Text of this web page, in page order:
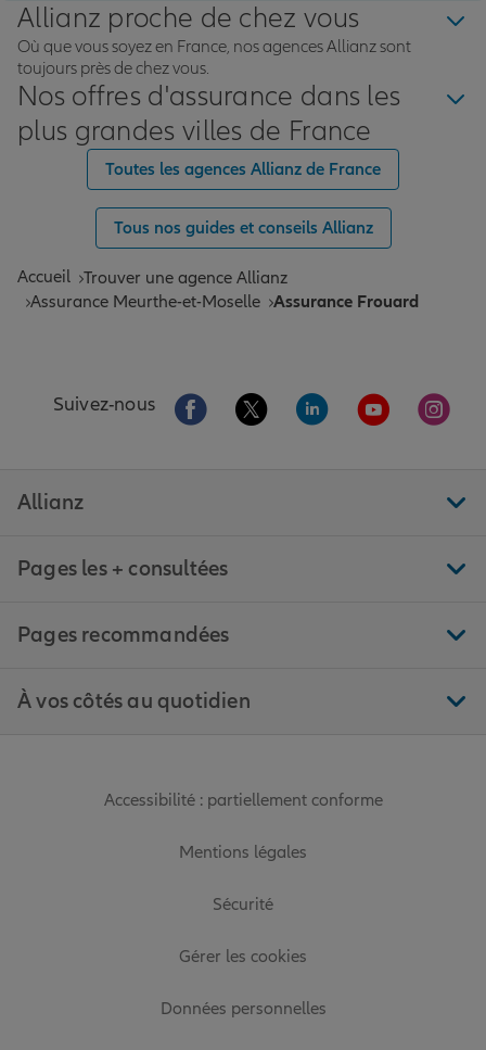
Allianz proche de chez vous
Où que vous soyez en France, nos agences Allianz sont
toujours près de chez vous.
Nos offres d'assurance dans les
plus grandes villes de France
Toutes les agences Allianz de France
Tous nos guides et conseils Allianz
Accueil Trouver une agence Allianz
Assurance Meurthe-et-Moselle Assurance Frouard
Suivez-nous Aller sur la page Facebook de Allianz
Aller sur la page Twitter de
Aller sur la page
Aller sur la
Aller
Allianz
Pages les + consultées
Pages recommandées
À vos côtés au quotidien
Accessibilité : partiellement conforme
Mentions légales
Sécurité
Gérer les cookies
Données personnelles